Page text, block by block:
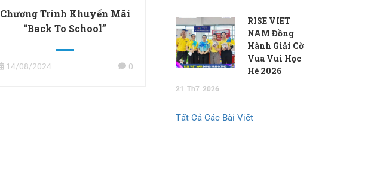
Chương Trình Khuyến Mãi
“Back To School”
14/08/2024 0
RISE VIET
NAM Đồng
Hành Giải Cờ
Vua Vui Học
Hè 2026
21 Th7 2026
Tất Cả Các Bài Viết